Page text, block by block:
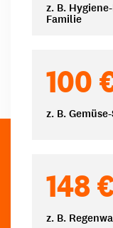
z. B.
Familie
100
z. B.
148
z. B.